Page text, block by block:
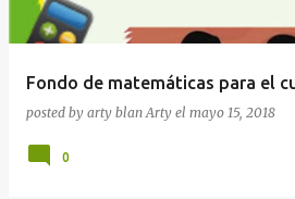
Fondo de matemáticas para el
posted by arty blanArty el mayo 15, 2018
0